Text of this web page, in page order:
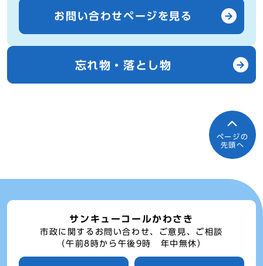
お問い合わせページを見る
忘れ物・落とし物
ページの
先頭へ
サンキューコールかわさき
市政に関するお問い合わせ、ご意見、ご相談
（午前8時から午後9時 年中無休）